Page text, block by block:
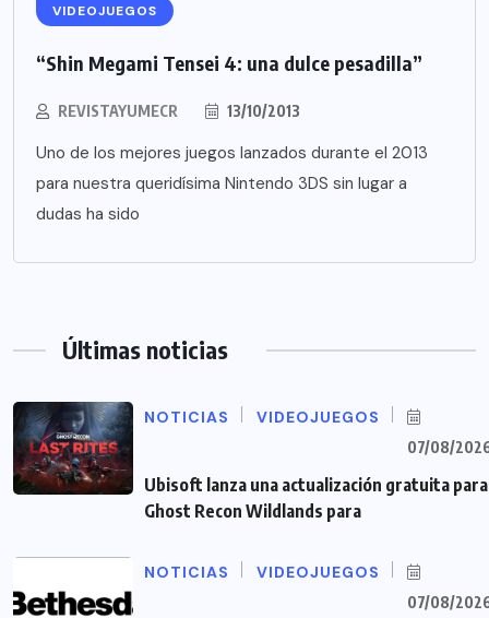
VIDEOJUEGOS
“Shin Megami Tensei 4: una dulce pesadilla”
REVISTAYUMECR 13/10/2013
Uno de los mejores juegos lanzados durante el 2013
para nuestra queridísima Nintendo 3DS sin lugar a
dudas ha sido
Últimas noticias
NOTICIAS VIDEOJUEGOS
07/08/
Ubisoft lanza una actualización gratuita para
Ghost Recon Wildlands para
NOTICIAS VIDEOJUEGOS
07/08/